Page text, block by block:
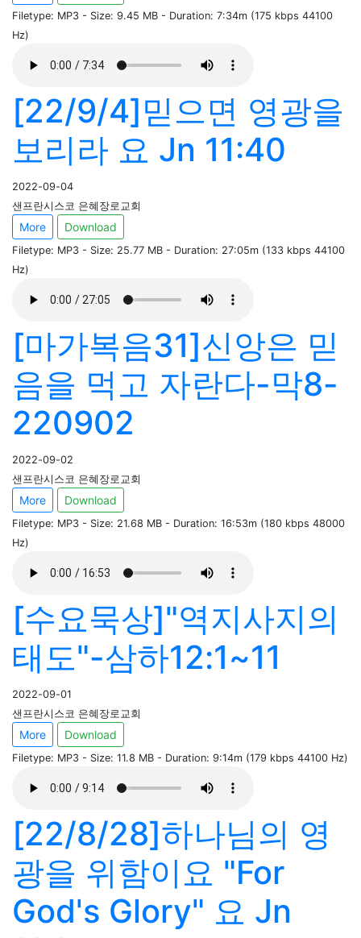
Filetype: MP3 - Size: 9.45 MB - Duration: 7:34m (175 kbps 44100
Hz)
[22/9/4]믿으면 영광을
보리라 요 Jn 11:40
2022-09-04
샌프란시스코 은혜장로교회
More Download
Filetype: MP3 - Size: 25.77 MB - Duration: 27:05m (133 kbps 44100
Hz)
[마가복음31]신앙은 믿
음을 먹고 자란다-막8-
220902
2022-09-02
샌프란시스코 은혜장로교회
More Download
Filetype: MP3 - Size: 21.68 MB - Duration: 16:53m (180 kbps 48000
Hz)
[수요묵상]"역지사지의
태도"-삼하12:1~11
2022-09-01
샌프란시스코 은혜장로교회
More Download
Filetype: MP3 - Size: 11.8 MB - Duration: 9:14m (179 kbps 44100 Hz)
[22/8/28]하나님의 영
광을 위함이요 "For
God's Glory" 요 Jn